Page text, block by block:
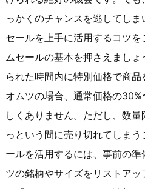
っかくのチャンスを逃してし
セールを上手に活用するコツ
ムセールの基本を押さえまし
られた時間内に特別価格で商品
オムツの場合、通常価格の
しくありません。ただし、数
っという間に売り切れてしま
ールを活用するには、事前の
ツの銘柄やサイズをリストア